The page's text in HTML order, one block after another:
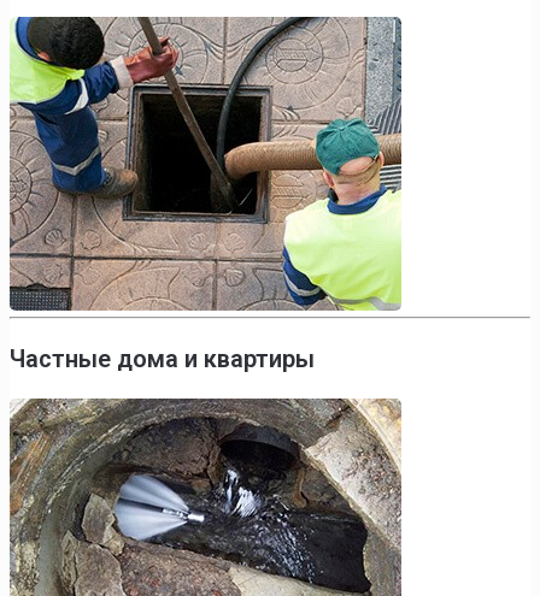
Частные дома и квартиры